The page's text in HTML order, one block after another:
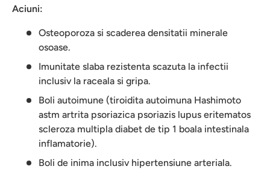
Aciuni:
Osteoporoza si scaderea densitatii minerale
osoase.
Imunitate slaba rezistenta scazuta la infectii
inclusiv la raceala si gripa.
Boli autoimune (tiroidita autoimuna Hashimoto
astm artrita psoriazica psoriazis lupus eritematos
scleroza multipla diabet de tip 1 boala intestinala
inflamatorie).
Boli de inima inclusiv hipertensiune arteriala.